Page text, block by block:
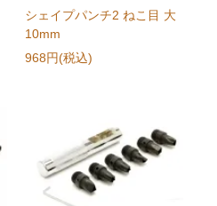
シェイプパンチ2 ねこ目 大
10mm
968円(税込)